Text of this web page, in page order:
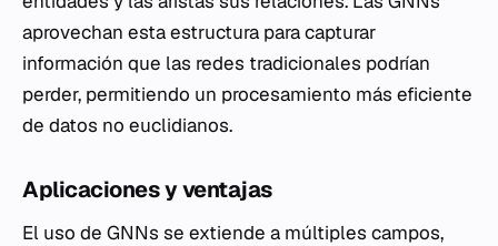
aprovechan esta estructura para capturar
información que las redes tradicionales podrían
perder, permitiendo un procesamiento más eficiente
de datos no euclidianos.
Aplicaciones y ventajas
El uso de GNNs se extiende a múltiples campos,